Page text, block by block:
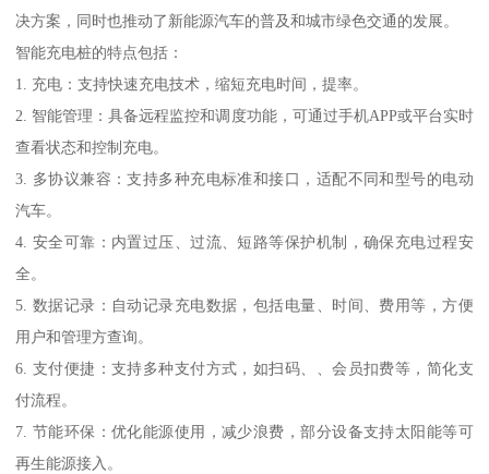
决方案，同时也推动了新能源汽车的普及和城市绿色交通的发展。
智能充电桩的特点包括：
1. 充电：支持快速充电技术，缩短充电时间，提率。
2. 智能管理：具备远程监控和调度功能，可通过手机APP或平台实时
查看状态和控制充电。
3. 多协议兼容：支持多种充电标准和接口，适配不同和型号的电动
汽车。
4. 安全可靠：内置过压、过流、短路等保护机制，确保充电过程安
全。
5. 数据记录：自动记录充电数据，包括电量、时间、费用等，方便
用户和管理方查询。
6. 支付便捷：支持多种支付方式，如扫码、、会员扣费等，简化支
付流程。
7. 节能环保：优化能源使用，减少浪费，部分设备支持太阳能等可
再生能源接入。